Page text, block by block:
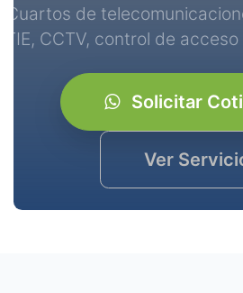
Cuartos de
CCTV, control de
Solicitar
Ver